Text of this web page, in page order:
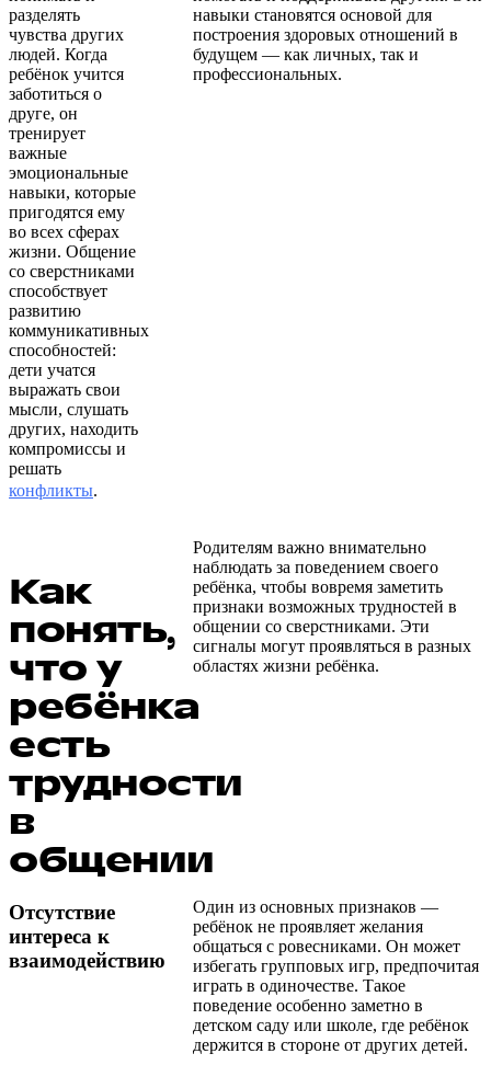
разделять
чувства других
людей. Когда
ребёнок учится
заботиться о
друге, он
тренирует
важные
эмоциональные
навыки, которые
пригодятся ему
во всех сферах
жизни. Общение
со сверстниками
способствует
развитию
коммуникативных
способностей:
дети учатся
выражать свои
мысли, слушать
других, находить
компромиссы и
решать
конфликты.
навыки становятся основой для
построения здоровых отношений в
будущем — как личных, так и
профессиональных.
Как
понять,
что у
ребёнка
есть
трудности
в
общении
Родителям важно внимательно
наблюдать за поведением своего
ребёнка, чтобы вовремя заметить
признаки возможных трудностей в
общении со сверстниками. Эти
сигналы могут проявляться в разных
областях жизни ребёнка.
Отсутствие
интереса к
взаимодействию
Один из основных признаков —
ребёнок не проявляет желания
общаться с ровесниками. Он может
избегать групповых игр, предпочитая
играть в одиночестве. Такое
поведение особенно заметно в
детском саду или школе, где ребёнок
держится в стороне от других детей.